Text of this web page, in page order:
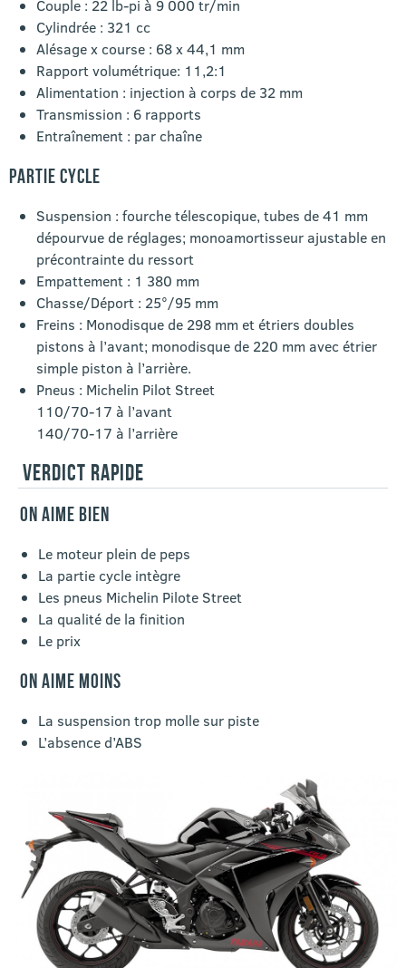
Couple : 22 lb-pi à 9 000 tr/min
Cylindrée : 321 cc
Alésage x course : 68 x 44,1 mm
Rapport volumétrique: 11,2:1
Alimentation : injection à corps de 32 mm
Transmission : 6 rapports
Entraînement : par chaîne
PARTIE CYCLE
Suspension : fourche télescopique, tubes de 41 mm
dépourvue de réglages; monoamortisseur ajustable en
précontrainte du ressort
Empattement : 1 380 mm
Chasse/Déport : 25°/95 mm
Freins : Monodisque de 298 mm et étriers doubles
pistons à l’avant; monodisque de 220 mm avec étrier
simple piston à l’arrière.
Pneus : Michelin Pilot Street
110/70-17 à l’avant
140/70-17 à l’arrière
VERDICT RAPIDE
ON AIME BIEN
Le moteur plein de peps
La partie cycle intègre
Les pneus Michelin Pilote Street
La qualité de la finition
Le prix
ON AIME MOINS
La suspension trop molle sur piste
L’absence d’ABS